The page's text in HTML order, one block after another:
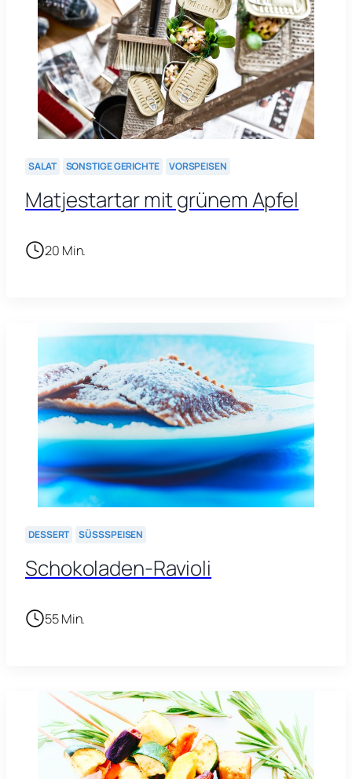
SALAT SONSTIGE GERICHTE VORSPEISEN
Matjestartar mit grünem Apfel
20 Min.
DESSERT SÜSSSPEISEN
Schokoladen-Ravioli
55 Min.